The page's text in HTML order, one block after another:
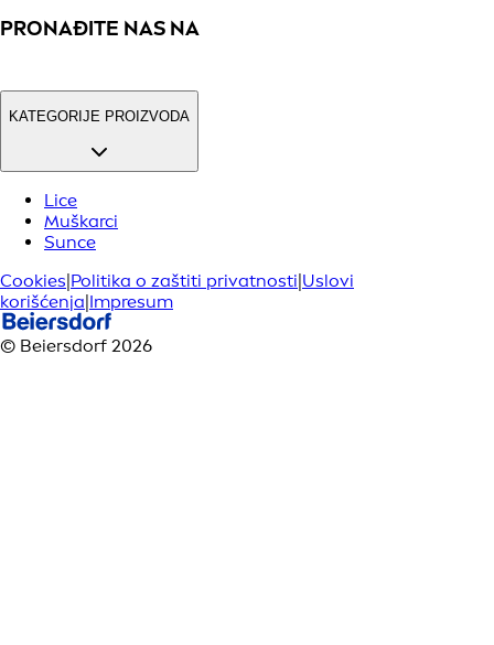
PRONAĐITE NAS NA
KATEGORIJE PROIZVODA
Lice
Muškarci
Sunce
Cookies Politika o zaštiti privatnosti Uslovi
korišćenja Impresum
© Beiersdorf 2026